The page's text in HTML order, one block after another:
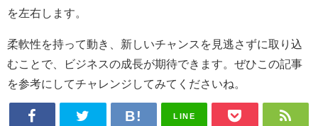
を左右します。
柔軟性を持って動き、新しいチャンスを見逃さずに取り込
むことで、ビジネスの成長が期待できます。ぜひこの記事
を参考にしてチャレンジしてみてくださいね。
LINE